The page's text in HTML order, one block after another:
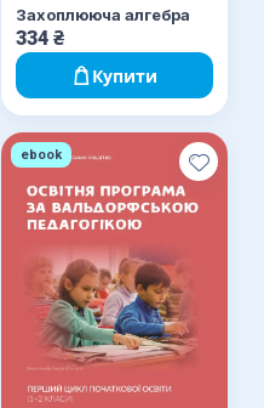
Захоплююча алгебра
334 ₴
Купити
ebook